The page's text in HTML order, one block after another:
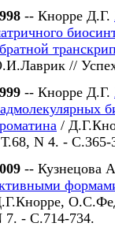
-- Кнорре Д.Г.
//
-- Кнорре Д.Г.
/
N 4. - С.365-
-- Кузнецова
7. - С.714-734.